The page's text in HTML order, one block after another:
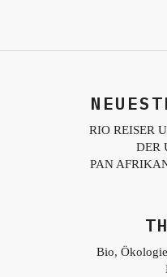
RIO REISER
DER
PAN
Bio,